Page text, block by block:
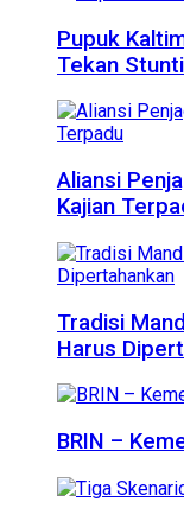
Pupuk
Tekan
Aliansi
Kajian
Tradisi
Harus
BRIN –